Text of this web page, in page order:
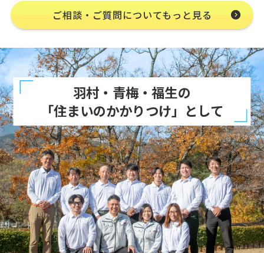
ご相談・ご質問についてもっと見る
羽村・青梅・福生の
「住まいのかかりつけ」として